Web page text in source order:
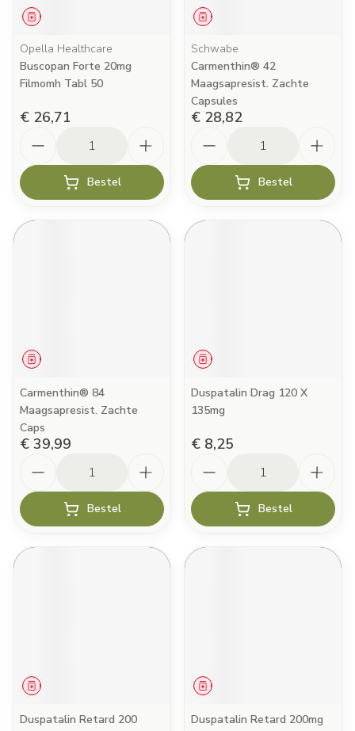
Geneesmiddel
Opella Healthcare
Buscopan Forte 20mg
Filmomh Tabl 50
€ 26,71
Bestel
Geneesmiddel
Schwabe
Carmenthin® 42
Maagsapresist. Zachte
Capsules
€ 28,82
Bestel
Geneesmiddel
Carmenthin® 84
Maagsapresist. Zachte
Caps
€ 39,99
Bestel
Geneesmiddel
Duspatalin Drag 120 X
135mg
€ 8,25
Bestel
Geneesmiddel
Duspatalin Retard 200
Geneesmiddel
Duspatalin Retard 200mg